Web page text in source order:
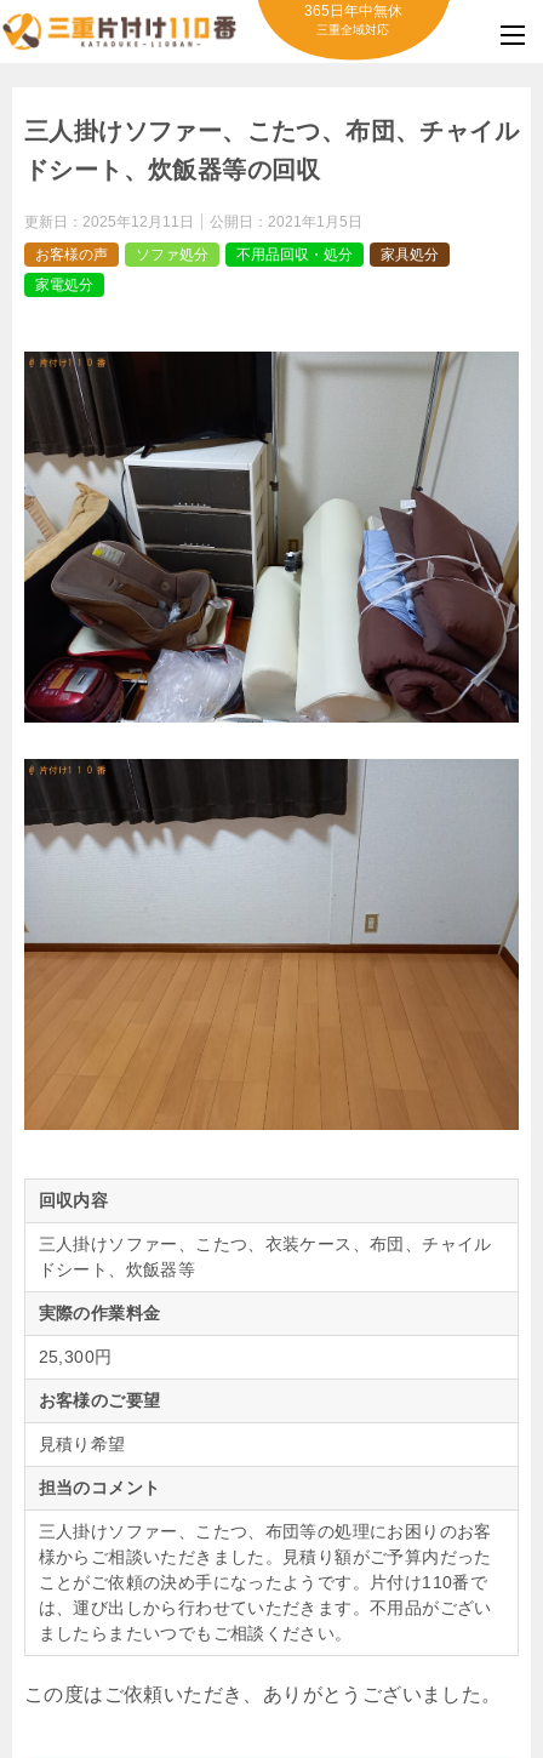
365日年中無休
三重全域対応
三人掛けソファー、こたつ、布団、チャイル
ドシート、炊飯器等の回収
更新日： 2025年12月11日 公開日： 2021年1月5日
お客様の声
ソファ処分 不用品回収・処分
家具処分
家電処分
回収内容
三人掛けソファー、こたつ、衣装ケース、布団、チャイル
ドシート、炊飯器等
実際の作業料金
25,300円
お客様のご要望
見積り希望
担当のコメント
三人掛けソファー、こたつ、布団等の処理にお困りのお客
様からご相談いただきました。見積り額がご予算内だった
ことがご依頼の決め手になったようです。片付け110番で
は、運び出しから行わせていただきます。不用品がござい
ましたらまたいつでもご相談ください。
この度はご依頼いただき、ありがとうございました。